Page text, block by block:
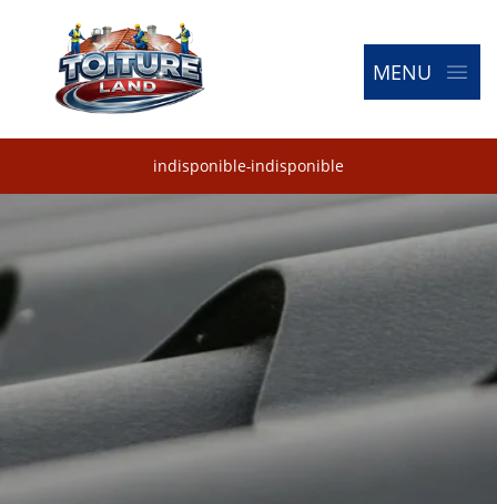
MENU
indisponible-indisponible